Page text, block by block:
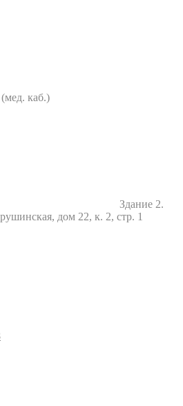
(мед. каб.)
Здание 2.
дом 22, к. 2, стр. 1